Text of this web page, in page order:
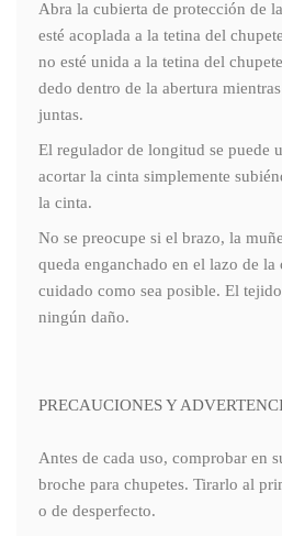
Abra la cubierta de protección de
esté acoplada a la tetina del
no esté unida a la tetina del
dedo dentro de la abertura
juntas.
El regulador de longitud se puede
acortar la cinta simplemente
la cinta.
No se preocupe si el brazo, la
queda enganchado en el lazo de
cuidado como sea posible. El
ningún daño.
PRECAUCIONES Y
Antes de cada uso, comprobar en
broche para chupetes. Tirarlo al
o de desperfecto.